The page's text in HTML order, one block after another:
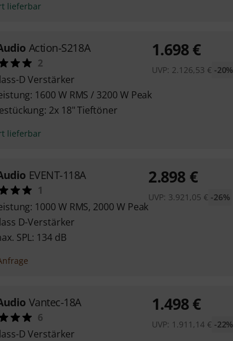
lieferbar
Action-S218A
2
D Verstärker
1600 W RMS / 3200 W Peak
2x 18" Tieftöner
lieferbar
1.698€
UVP: 2.126,53 € -20%
EVENT-118A
1
1000 W RMS, 2000 W Peak
D-Verstärker
SPL: 134 dB
2.898 €
UVP: 3.921,05 € -26%
Vantec-18A
6
D Verstärker
1.498€
UVP: 1.911,14 € -22%